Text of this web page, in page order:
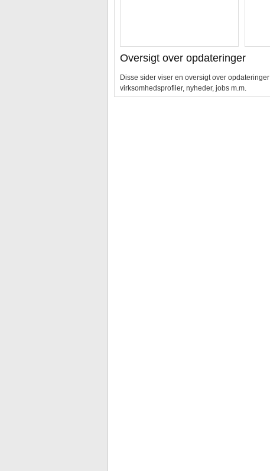
Oversigt over opdateringer
Disse sider viser en oversigt over
virksomhedsprofiler, nyheder, jobs m.m.